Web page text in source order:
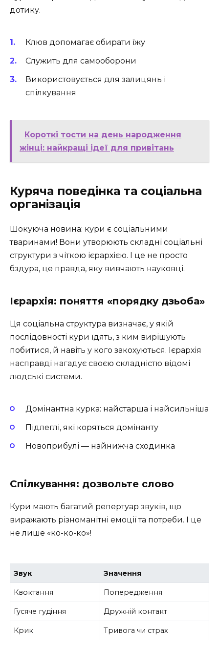
дотику.
Клюв допомагає обирати їжу
Служить для самооборони
Використовується для залицянь і
спілкування
Короткі тости на день народження
жінці: найкращі ідеї для привітань
Куряча поведінка та соціальна
організація
Шокуюча новина: кури є соціальними
тваринами! Вони утворюють складні соціальні
структури з чіткою ієрархією. І це не просто
бздура, це правда, яку вивчають науковці.
Ієрархія: поняття «порядку дзьоба»
Ця соціальна структура визначає, у якій
послідовності кури їдять, з ким вирішують
побитися, й навіть у кого закохуються. Ієрархія
насправді нагадує своєю складністю відомі
людські системи.
Домінантна курка: найстарша і найсильніша
Підлеглі, які коряться домінанту
Новоприбулі — найнижча сходинка
Спілкування: дозвольте слово
Кури мають багатий репертуар звуків, що
виражають різноманітні емоції та потреби. І це
не лише «ко-ко-ко»!
Звук Значення
Квоктання Попередження
Гусяче гудіння Дружній контакт
Крик Тривога чи страх